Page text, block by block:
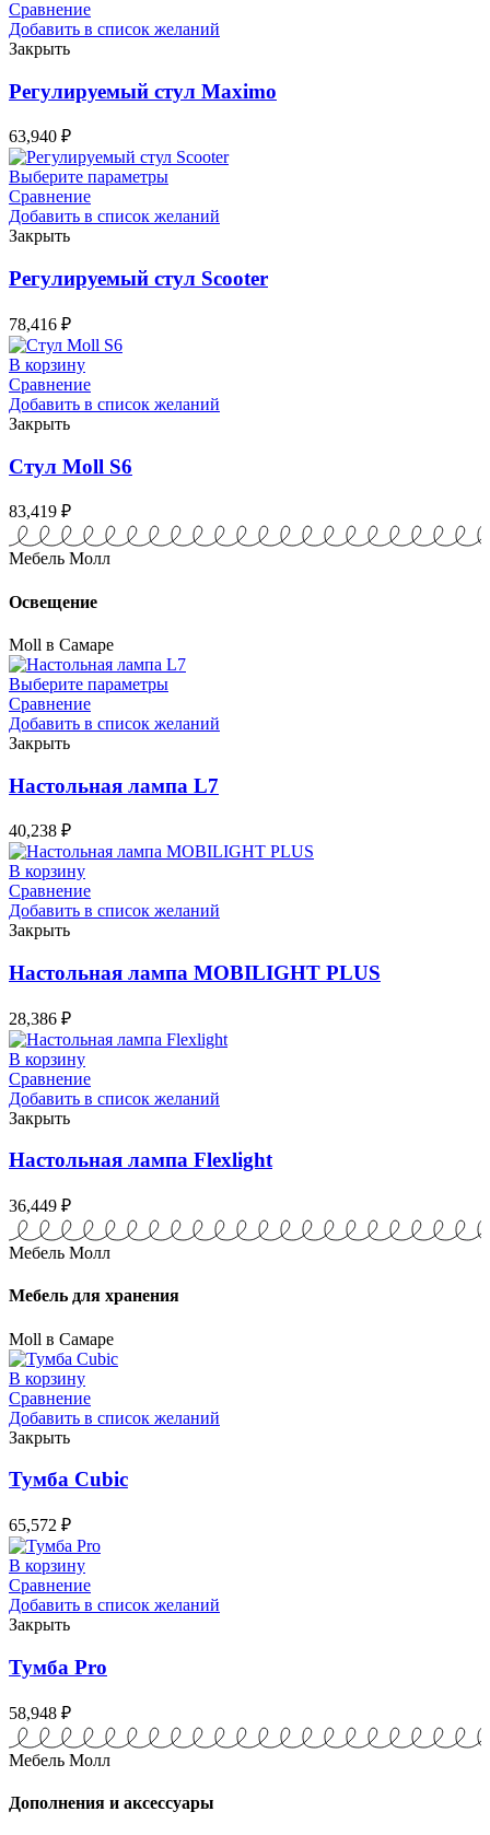
Сравнение
Добавить в список желаний
Закрыть
Регулируемый стул Maximo
63,940 ₽
Выберите параметры
Сравнение
Добавить в список желаний
Закрыть
Регулируемый стул Scooter
78,416 ₽
В корзину
Сравнение
Добавить в список желаний
Закрыть
Стул Moll S6
83,419 ₽
Мебель Молл
Освещение
Moll в Самаре
Выберите параметры
Сравнение
Добавить в список желаний
Закрыть
Настольная лампа L7
40,238 ₽
В корзину
Сравнение
Добавить в список желаний
Закрыть
Настольная лампа MOBILIGHT PLUS
28,386 ₽
В корзину
Сравнение
Добавить в список желаний
Закрыть
Настольная лампа Flexlight
36,449 ₽
Мебель Молл
Мебель для хранения
Moll в Самаре
В корзину
Сравнение
Добавить в список желаний
Закрыть
Тумба Cubic
65,572 ₽
В корзину
Сравнение
Добавить в список желаний
Закрыть
Тумба Pro
58,948 ₽
Мебель Молл
Дополнения и аксессуары